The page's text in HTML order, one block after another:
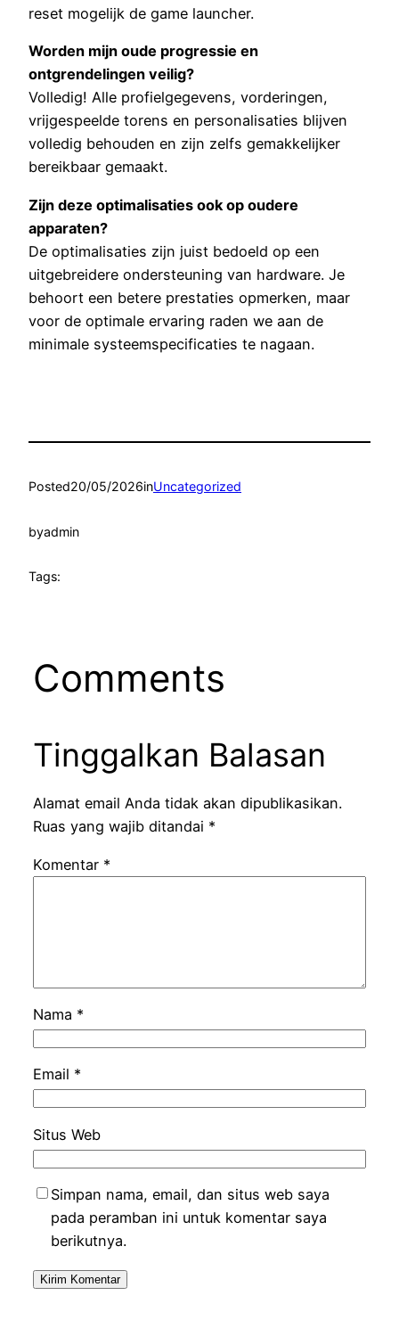
reset mogelijk de game launcher.
Worden mijn oude progressie en
ontgrendelingen veilig?
Volledig! Alle profielgegevens, vorderingen,
vrijgespeelde torens en personalisaties blijven
volledig behouden en zijn zelfs gemakkelijker
bereikbaar gemaakt.
Zijn deze optimalisaties ook op oudere
apparaten?
De optimalisaties zijn juist bedoeld op een
uitgebreidere ondersteuning van hardware. Je
behoort een betere prestaties opmerken, maar
voor de optimale ervaring raden we aan de
minimale systeemspecificaties te nagaan.
Posted20/05/2026inUncategorized
byadmin
Tags:
Comments
Tinggalkan Balasan
Alamat email Anda tidak akan dipublikasikan.
Ruas yang wajib ditandai *
Komentar *
Nama *
Email *
Situs Web
Simpan nama, email, dan situs web saya
pada peramban ini untuk komentar saya
berikutnya.